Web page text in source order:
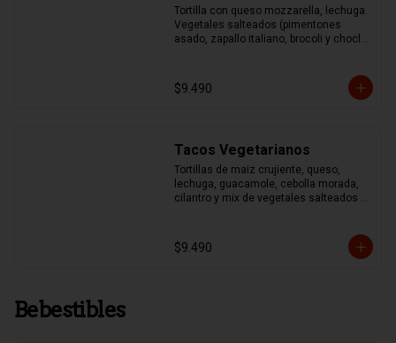
Tortilla con queso mozzarella, lechuga.
Vegetales salteados (pimentones
asado, zapallo italiano, brocoli y choclo)
$9.490
Tacos Vegetarianos
Tortillas de maiz crujiente, queso,
lechuga, guacamole, cebolla morada,
cilantro y mix de vegetales salteados
$9.490
Bebestibles